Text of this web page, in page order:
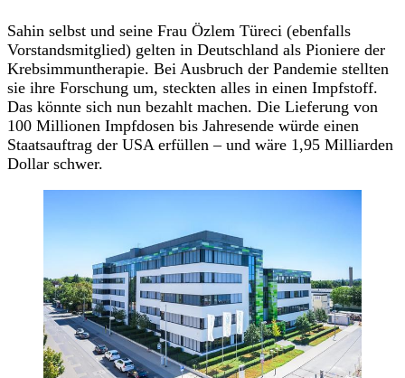
Sahin selbst und seine Frau Özlem Türeci (ebenfalls
Vorstandsmitglied) gelten in Deutschland als Pioniere der
Krebsimmuntherapie. Bei Ausbruch der Pandemie stellten
sie ihre Forschung um, steckten alles in einen Impfstoff.
Das könnte sich nun bezahlt machen. Die Lieferung von
100 Millionen Impfdosen bis Jahresende würde einen
Staatsauftrag der USA erfüllen – und wäre 1,95 Milliarden
Dollar schwer.